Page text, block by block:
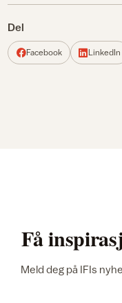
Del
Facebook LinkedIn
Få
Meld deg på IFIs